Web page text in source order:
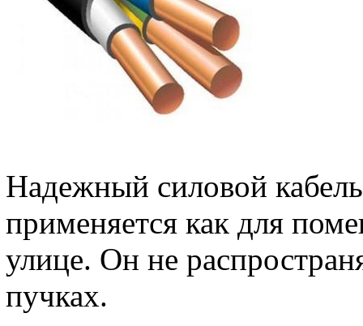
Надежный силовой
применяется как для
улице. Он не
пучках.